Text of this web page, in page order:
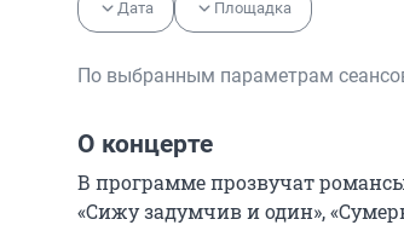
Дата Площадка
По выбранным параметрам
О концерте
В программе прозвучат
«Сижу задумчив и один»,